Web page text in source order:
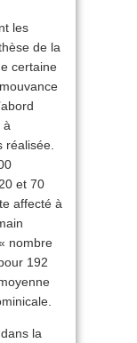
les
de la
certaine
à
réalisée.
et 70
affecté à
nombre
192
la